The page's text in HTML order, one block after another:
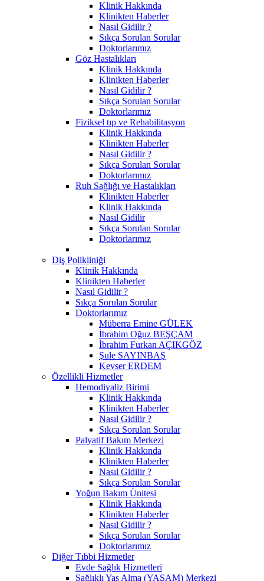
Klinik Hakkında
Klinikten Haberler
Nasıl Gidilir ?
Sıkça Sorulan Sorular
Doktorlarımız
Göz Hastalıkları
Klinik Hakkında
Klinikten Haberler
Nasıl Gidilir ?
Sıkça Sorulan Sorular
Doktorlarımız
Fiziksel tıp ve Rehabilitasyon
Klinik Hakkında
Klinikten Haberler
Nasıl Gidilir ?
Sıkça Sorulan Sorular
Doktorlarımız
Ruh Sağlığı ve Hastalıkları
Klinikten Haberler
Klinik Hakkında
Nasıl Gidilir
Sıkça Sorulan Sorular
Doktorlarımız
Diş Polikliniği
Klinik Hakkında
Klinikten Haberler
Nasıl Gidilir ?
Sıkça Sorulan Sorular
Doktorlarımız
Müberra Emine GÜLEK
İbrahim Oğuz BEŞÇAM
İbrahim Furkan AÇIKGÖZ
Şule SAYINBAŞ
Kevser ERDEM
Özellikli Hizmetler
Hemodiyaliz Birimi
Klinik Hakkında
Klinikten Haberler
Nasıl Gidilir ?
Sıkça Sorulan Sorular
Palyatif Bakım Merkezi
Klinik Hakkında
Klinikten Haberler
Nasıl Gidilir ?
Sıkça Sorulan Sorular
Yoğun Bakım Ünitesi
Klinik Hakkında
Klinikten Haberler
Nasıl Gidilir ?
Sıkça Sorulan Sorular
Doktorlarımız
Diğer Tıbbi Hizmetler
Evde Sağlık Hizmetleri
Sağlıklı Yaş Alma (YAŞAM) Merkezi